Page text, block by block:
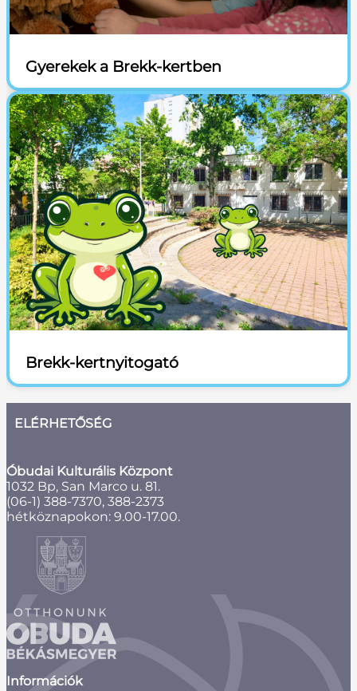
Gyerekek a Brekk-kertben
Brekk-kertnyitogató
ELÉRHETŐSÉG
Óbudai Kulturális Központ
1032 Bp, San Marco u. 81.
(06-1) 388-7370, 388-2373
hétköznapokon: 9.00-17.00.
Információk